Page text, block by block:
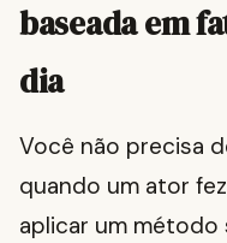
baseada em
dia
Você não precisa
quando um ator
aplicar um método